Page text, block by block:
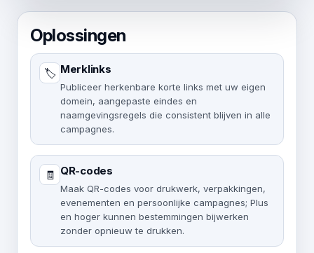
Oplossingen
🏷️ Merklinks
Publiceer herkenbare korte links met uw eigen
domein, aangepaste eindes en
naamgevingsregels die consistent blijven in alle
campagnes.
🧾 QR-codes
Maak QR-codes voor drukwerk, verpakkingen,
evenementen en persoonlijke campagnes; Plus
en hoger kunnen bestemmingen bijwerken
zonder opnieuw te drukken.